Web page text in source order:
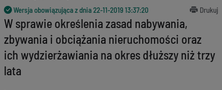
Wersja obowiązująca z dnia22-11-2019 13:37:20 Drukuj
W sprawie określenia zasad nabywania,
zbywania i obciążania nieruchomości oraz
ich wydzierżawiania na okres dłuższy niż trzy
lata